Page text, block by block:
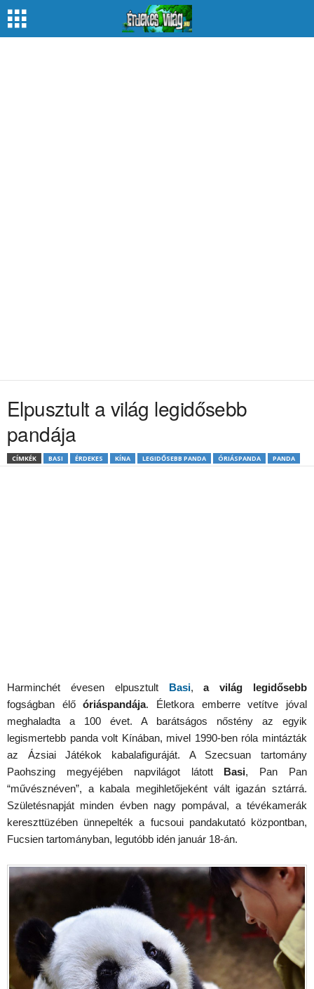
Elpusztult a világ legidősebb
pandája
CÍMKÉK BASI ÉRDEKES KÍNA LEGIDŐSEBB PANDA ÓRIÁSPANDA PANDA
Harminchét évesen elpusztult Basi, a világ legidősebb
fogságban élőóriáspandája. Életkora emberre vetítve jóval
meghaladta a 100 évet. A barátságos nőstény az egyik
legismertebb panda volt Kínában, mivel 1990-ben róla mintázták
az Ázsiai Játékok kabalafiguráját. A Szecsuan tartomány
Paohszing megyéjében napvilágot látott Basi, Pan Pan
“művésznéven”, a kabala megihletőjeként vált igazán sztárrá.
Születésnapját minden évben nagy pompával, a tévékamerák
kereszttüzében ünnepelték a fucsoui pandakutató központban,
Fucsien tartományban, legutóbb idén január 18-án.